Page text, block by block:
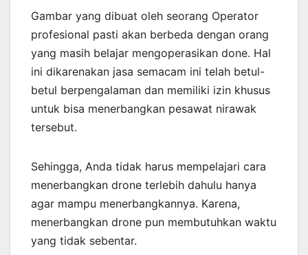
Gambar yang dibuat oleh seorang Operator
profesional pasti akan berbeda dengan orang
yang masih belajar mengoperasikan done. Hal
ini dikarenakan jasa semacam ini telah betul-
betul berpengalaman dan memiliki izin khusus
untuk bisa menerbangkan pesawat nirawak
tersebut.
Sehingga, Anda tidak harus mempelajari cara
menerbangkan drone terlebih dahulu hanya
agar mampu menerbangkannya. Karena,
menerbangkan drone pun membutuhkan waktu
yang tidak sebentar.